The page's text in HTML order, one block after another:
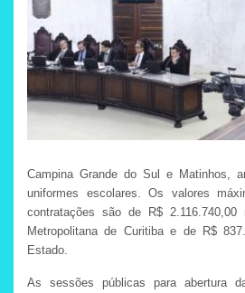
Campina Grande do Sul e Matinhos,
uniformes escolares. Os valores
contratações são de R$
Metropolitana de Curitiba e de R$
Estado.
As sessões públicas para abertura